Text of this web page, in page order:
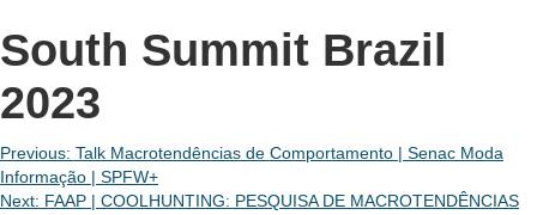
South Summit Brazil
2023
Navegação
de
Previous: Talk Macrotendências de Comportamento | Senac Moda
Informação | SPFW+
Next: FAAP | COOLHUNTING: PESQUISA DE MACROTENDÊNCIAS